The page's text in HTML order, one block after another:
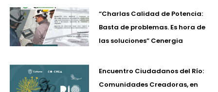
“Charlas Calidad de Potencia:
Basta de problemas. Es hora de
las soluciones” Cenergia
Encuentro Ciudadanos del Río:
Comunidades Creadoras, en